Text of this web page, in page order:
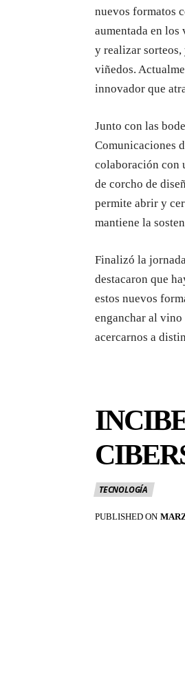
nuevos formatos
aumentada en
y realizar
viñedos.
innovador que
Junto con las
Comunicaciones
colaboración con
de corcho de
permite abrir y
mantiene la
Finalizó la
destacaron que
estos nuevos
enganchar al
acercarnos a